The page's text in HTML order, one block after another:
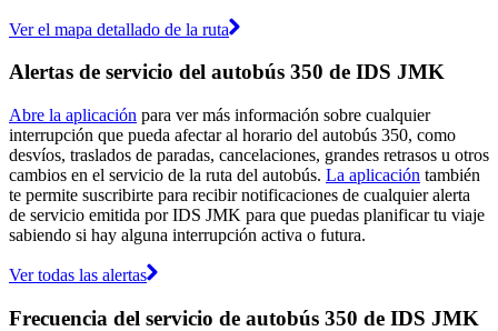
Ver el mapa detallado de la ruta
Alertas de servicio del autobús 350 de IDS JMK
Abre la aplicación para ver más información sobre cualquier
interrupción que pueda afectar al horario del autobús 350, como
desvíos, traslados de paradas, cancelaciones, grandes retrasos u otros
cambios en el servicio de la ruta del autobús. La aplicación también
te permite suscribirte para recibir notificaciones de cualquier alerta
de servicio emitida por IDS JMK para que puedas planificar tu viaje
sabiendo si hay alguna interrupción activa o futura.
Ver todas las alertas
Frecuencia del servicio de autobús 350 de IDS JMK